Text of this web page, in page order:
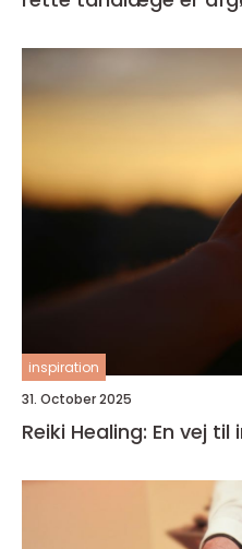
inspiration
31. October 2025
Reiki Healing: En vej